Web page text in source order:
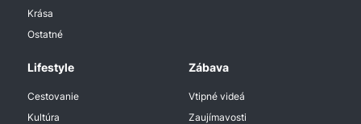
Krása
Ostatné
Lifestyle
Cestovanie
Kultúra
Zábava
Vtipné videá
Zaujímavosti